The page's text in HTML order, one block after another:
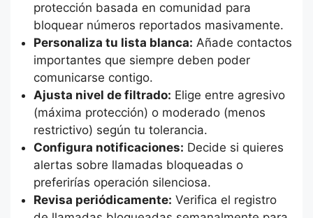
protección basada en comunidad para
bloquear números reportados masivamente.
Personaliza tu lista blanca: Añade contactos
importantes que siempre deben poder
comunicarse contigo.
Ajusta nivel de filtrado: Elige entre agresivo
(máxima protección) o moderado (menos
restrictivo) según tu tolerancia.
Configura notificaciones: Decide si quieres
alertas sobre llamadas bloqueadas o
preferirías operación silenciosa.
Revisa periódicamente: Verifica el registro